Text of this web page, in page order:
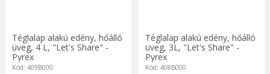
Téglalap alakú edény, hőálló
üveg, 4 L, "Let's Share" -
Pyrex
Kód: 409B000
Téglalap alakú edény, hőálló
üveg, 3L, "Let's Share" -
Pyrex
Kód: 408B000